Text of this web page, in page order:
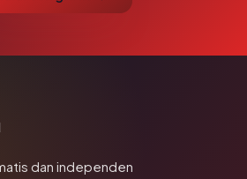
dan independen